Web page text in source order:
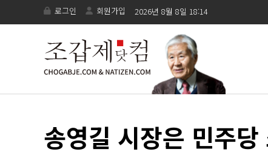
로그인 회원가입 2026년 8월 8일 18:14
송영길 시장은 민주